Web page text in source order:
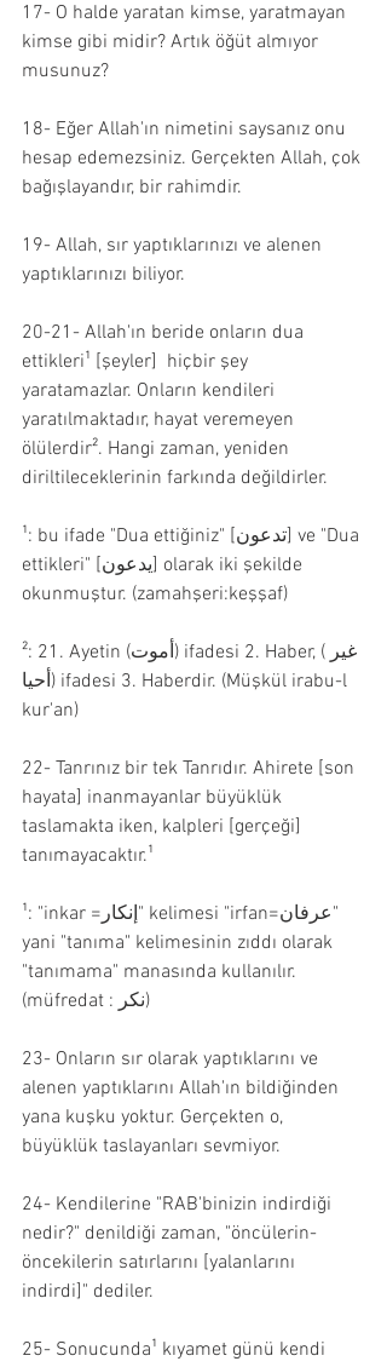
17- O halde yaratan kimse, yaratmayan
kimse gibi midir? Artık öğüt almıyor
musunuz?
18- Eğer Allah'ın nimetini saysanız onu
hesap edemezsiniz. Gerçekten Allah, çok
bağışlayandır, bir rahimdir.
19- Allah, sır yaptıklarınızı ve alenen
yaptıklarınızı biliyor.
20-21- Allah'ın beride onların dua
ettikleri¹ [şeyler]  hiçbir şey
yaratamazlar. Onların kendileri
yaratılmaktadır, hayat veremeyen
ölülerdir². Hangi zaman, yeniden
diriltileceklerinin farkında değildirler.
¹: bu ifade "Dua ettiğiniz" [تدعون] ve "Dua
ettikleri" [يدعون] olarak iki şekilde
okunmuştur. (zamahşeri:keşşaf)
²: 21. Ayetin (أموت) ifadesi 2. Haber, (غير
أحيا) ifadesi 3. Haberdir. (Müşkül irabu-l
kur'an)
22- Tanrınız bir tek Tanrıdır. Ahirete [son
hayata] inanmayanlar büyüklük
taslamakta iken, kalpleri [gerçeği]
tanımayacaktır.¹
¹: "inkar =إنكار" kelimesi "irfan=عرفان"
yani "tanıma" kelimesinin zıddı olarak
"tanımama" manasında kullanılır.
(müfredat : نكر)
23- Onların sır olarak yaptıklarını ve
alenen yaptıklarını Allah'ın bildiğinden
yana kuşku yoktur. Gerçekten o,
büyüklük taslayanları sevmiyor.
24- Kendilerine "RAB'binizin indirdiği
nedir?" denildiği zaman, "öncülerin-
öncekilerin satırlarını [yalanlarını
indirdi]" dediler.
25- Sonucunda¹ kıyamet günü kendi